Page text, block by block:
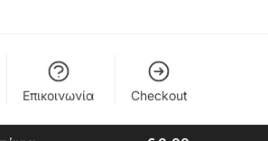
Επικοινωνία Checkout